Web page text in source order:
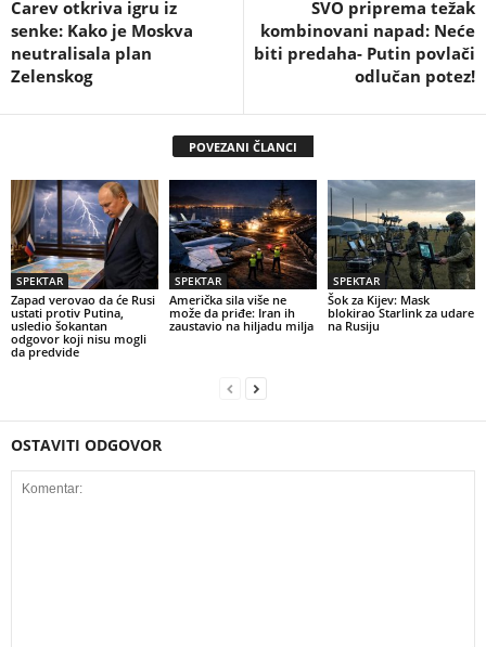
Carev otkriva igru iz
senke: Kako je Moskva
neutralisala plan
Zelenskog
SVO priprema težak
kombinovani napad: Neće
biti predaha- Putin povlači
odlučan potez!
POVEZANI ČLANCI
SPEKTAR
Zapad verovao da će Rusi
ustati protiv Putina,
usledio šokantan
odgovor koji nisu mogli
da predvide
SPEKTAR
Američka sila više ne
može da priđe: Iran ih
zaustavio na hiljadu milja
SPEKTAR
Šok za Kijev: Mask
blokirao Starlink za udare
na Rusiju
OSTAVITI ODGOVOR